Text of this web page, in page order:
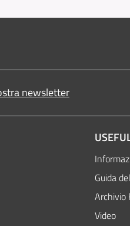
newsletter
Guida
Archivio
Video